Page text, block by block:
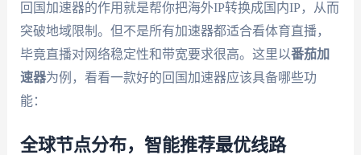
回国加速器的作用就是帮你把海外IP转换成国内IP，从而
突破地域限制。但不是所有加速器都适合看体育直播，
毕竟直播对网络稳定性和带宽要求很高。这里以番茄加
速器为例，看看一款好的回国加速器应该具备哪些功
能：
全球节点分布，智能推荐最优线路